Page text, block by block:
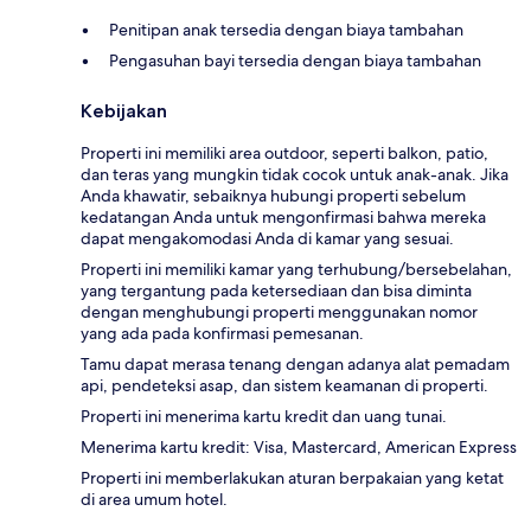
Penitipan anak tersedia dengan biaya tambahan
Pengasuhan bayi tersedia dengan biaya tambahan
Kebijakan
Properti ini memiliki area outdoor, seperti balkon, patio,
dan teras yang mungkin tidak cocok untuk anak-anak. Jika
Anda khawatir, sebaiknya hubungi properti sebelum
kedatangan Anda untuk mengonfirmasi bahwa mereka
dapat mengakomodasi Anda di kamar yang sesuai.
Properti ini memiliki kamar yang terhubung/bersebelahan,
yang tergantung pada ketersediaan dan bisa diminta
dengan menghubungi properti menggunakan nomor
yang ada pada konfirmasi pemesanan.
Tamu dapat merasa tenang dengan adanya alat pemadam
api, pendeteksi asap, dan sistem keamanan di properti.
Properti ini menerima kartu kredit dan uang tunai.
Menerima kartu kredit: Visa, Mastercard, American Express
Properti ini memberlakukan aturan berpakaian yang ketat
di area umum hotel.